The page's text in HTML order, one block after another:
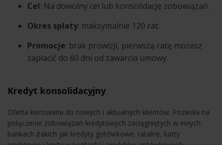
Cel: Na dowolny cel lub konsolidację zobowiązań.
Okres spłaty: maksymalnie 120 rat.
Promocje: brak prowizji, pierwszą ratę możesz
zapłacić do 60 dni od zawarcia umowy.
Kredyt konsolidacyjny
Oferta kierowana do nowych i aktualnych klientów. Pozwala na
połączenie zobowiązań kredytowych zaciągniętych w innych
bankach (takich jak kredyty gotówkowe, ratalne, karty